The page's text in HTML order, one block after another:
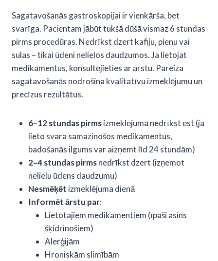
Sagatavošanās gastroskopijai ir vienkārša, bet
svarīga. Pacientam jābūt tukšā dūšā vismaz 6 stundas
pirms procedūras. Nedrīkst dzert kafiju, pienu vai
sulas – tikai ūdeni nelielos daudzumos. Ja lietojat
medikamentus, konsultējieties ar ārstu. Pareiza
sagatavošanās nodrošina kvalitatīvu izmeklējumu un
precīzus rezultātus.
6–12 stundas pirmsizmeklējuma nedrīkst ēst (ja
lieto svara samazinošos medikamentus,
badošanās ilgums var aizņemt līd 24 stundām)
2–4 stundas pirmsnedrīkst dzert (izņemot
nelielu ūdens daudzumu)
Nesmēķēt izmeklējuma dienā
Informēt ārstu par:
Lietotajiem medikamentiem (īpaši asins
šķidrinošiem)
Alerģijām
Hroniskām slimībām